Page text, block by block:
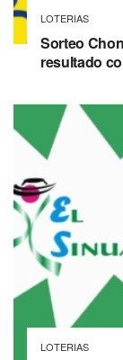
LOTERIAS
Sorteo
resultado
LOTERIAS